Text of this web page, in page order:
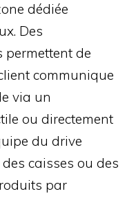
dédiée
Des
permettent de
communique
via un
ou directement
du drive
caisses ou des
par